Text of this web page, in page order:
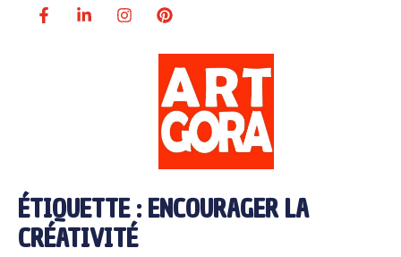
ÉTIQUETTE : ENCOURAGER LA
CRÉATIVITÉ